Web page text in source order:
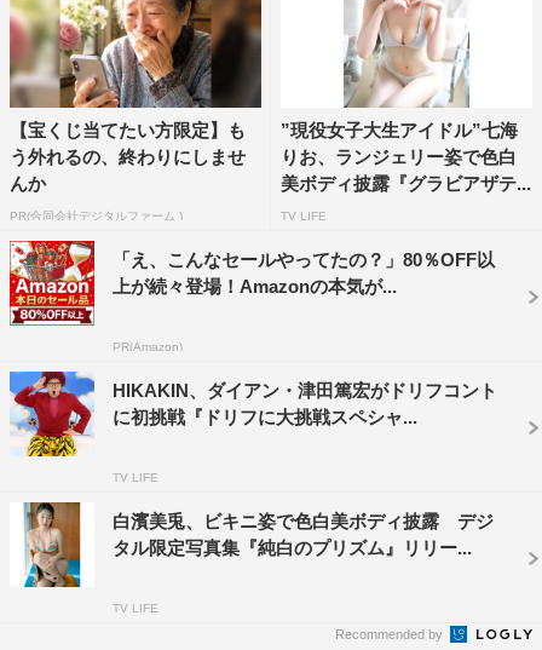
【宝くじ当てたい方限定】も
う外れるの、終わりにしませ
んか
PR(合同会社デジタルファーム )
”現役女子大生アイドル”七海
りお、ランジェリー姿で色白
美ボディ披露『グラビアザテ...
TV LIFE
「え、こんなセールやってたの？」80％OFF以
上が続々登場！Amazonの本気が...
PR(Amazon)
HIKAKIN、ダイアン・津田篤宏がドリフコント
に初挑戦『ドリフに大挑戦スペシャ...
TV LIFE
白濱美兎、ビキニ姿で色白美ボディ披露 デジ
タル限定写真集『純白のプリズム』リリー...
TV LIFE
Recommended by